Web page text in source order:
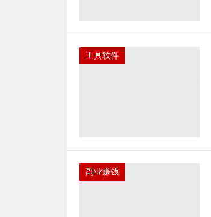
工具软件
副业赚钱